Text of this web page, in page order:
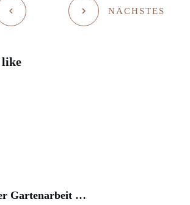
NÄCHSTES
like
Gartenarbeit …